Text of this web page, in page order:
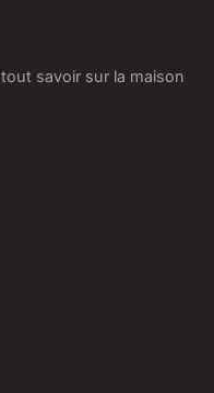
savoir sur la maison